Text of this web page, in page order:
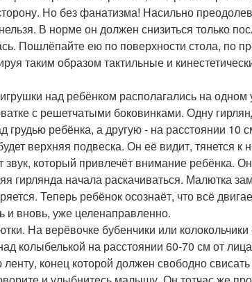
Но без фанатизма! Насильно
В норме он должен снизиться только
Пошлёпайте ею по поверхности стола, по
таким образом тактильные и
над ребёнком располагались на одном
с решетчатыми боковинками. Одну
ребёнка, а другую - на расстоянии 10
верхняя подвеска. Он её видит, тянется к
который привлечёт внимание ребёнка.
гирлянда начала раскачиваться. Малютка
Теперь ребёнок осознаёт, что всё
и вновь, уже целенаправленно.
На верёвочке бубенчики или
колыбелькой на расстоянии 60-70 см от
конец которой должен свободно